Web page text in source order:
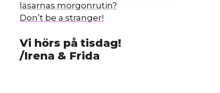
läsarnas morgonrutin?
Don’t be a stranger!
Vi hörs på tisdag!
/Irena & Frida